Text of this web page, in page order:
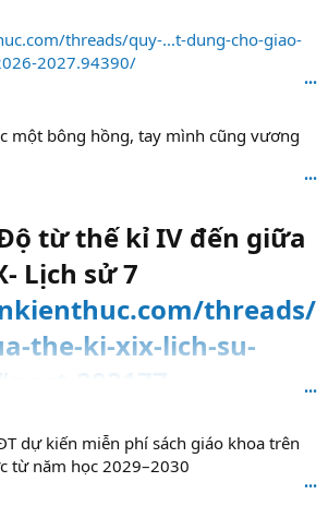
threads/quy-...t-dung-cho-giao-
2027.94390/
•••
một bông hồng, tay mình cũng vương
•••
từ thế kỉ IV đến giữa
Lịch sử 7
threads/
the-ki-xix-lich-su-
202177
•••
dự kiến miễn phí sách giáo khoa trên
từ năm học 2029–2030
•••